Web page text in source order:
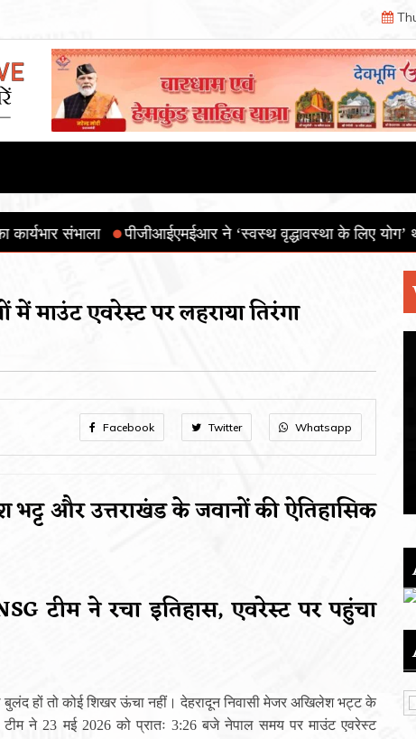
ने ‘स्वस्थ वृद्धावस्था के लिए योग’ थीम के साथ 12वाँ
माउंट एवरेस्ट पर लहराया तिरंगा
Facebook Twitter Whatsapp
और उत्तराखंड के जवानों की ऐतिहासिक
टीम ने रचा इतिहास, एवरेस्ट पर पहुंचा
बुलंद हों तो कोई शिखर ऊंचा नहीं। देहरादून निवासी मेजर अखिलेश भट्ट के
टीम ने 23 मई 2026 को प्रातः 3:26 बजे नेपाल समय पर माउंट एवरेस्ट